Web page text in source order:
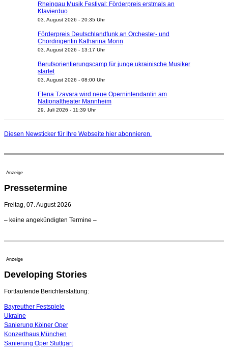
Rheingau Musik Festival: Förderpreis erstmals an
Klavierduo
03. August 2026 - 20:35 Uhr
Förderpreis Deutschlandfunk an Orchester- und
Chordirigentin Katharina Morin
03. August 2026 - 13:17 Uhr
Berufsorientierungscamp für junge ukrainische Musiker
startet
03. August 2026 - 08:00 Uhr
Elena Tzavara wird neue Opernintendantin am
Nationaltheater Mannheim
29. Juli 2026 - 11:39 Uhr
geht 2027
Kammerorchester Heilbronn: Chefdirigent Risto Joost
Opernhäuser gedenken vertriebener jüdischer
Ensemblemitglieder
Festspiele
Quatuor Ebène wird mit Bremer Musikfest-Preis
ausgezeichnet
04. August 2026 - 13:30 Uhr
Diesen Newsticker für Ihre Webseite hier abonnieren.
Anzeige
Pressetermine
Freitag, 07. August 2026
– keine angekündigten Termine –
Anzeige
Developing Stories
Fortlaufende Berichterstattung:
Bayreuther Festspiele
Ukraine
Sanierung Kölner Oper
Konzerthaus München
Sanierung Oper Stuttgart